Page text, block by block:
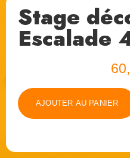
Stage
Escalade
AJOUTER AU PANIER